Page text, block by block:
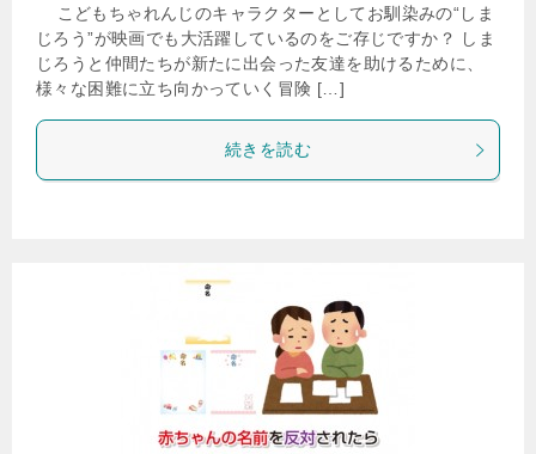
こどもちゃれんじのキャラクターとしてお馴染みの“しま
じろう”が映画でも大活躍しているのをご存じですか？ しま
じろうと仲間たちが新たに出会った友達を助けるために、
様々な困難に立ち向かっていく冒険 […]
続きを読む